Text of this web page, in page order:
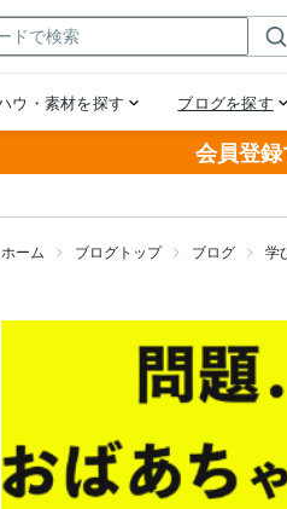
会員登
ホーム ブログトップ ブログ 学